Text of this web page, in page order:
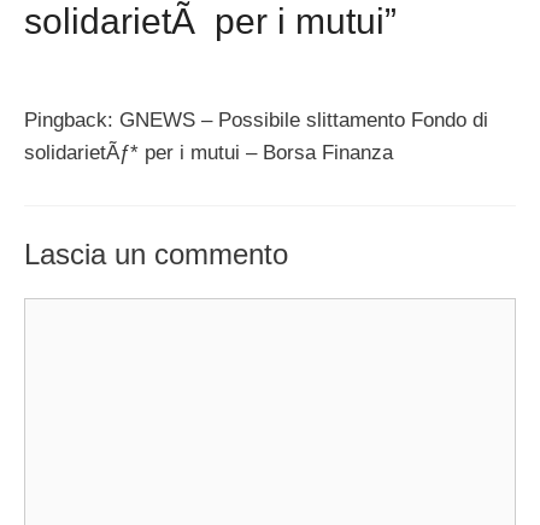
solidarietÃ per i mutui”
Pingback: GNEWS – Possibile slittamento Fondo di
solidarietÃƒ* per i mutui – Borsa Finanza
Lascia un commento